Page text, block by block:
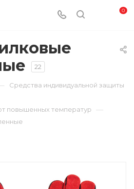
0
22
Средства индивидуальной защиты
повышенных температур —